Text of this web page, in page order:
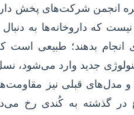
انجمن شرکت‌های پخش
که داروخانه‌ها به
انجام بدهند؛ طبیعی است
جدید وارد می‌شود،
و مدل‌های قبلی نیز
در گذشته به کُندی رخ